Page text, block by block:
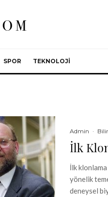
SPOR TEKNOLOJI
Admin ·
İlk
İlk klonlama
yönelik
deneysel